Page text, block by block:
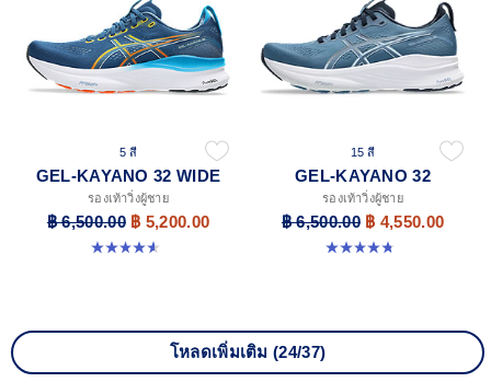
5 สี
GEL-KAYANO 32 WIDE
รองเท้าวิ่งผู้ชาย
฿ 6,500.00 ฿ 5,200.00
4.6 จาก 5 ดาว 64 รีวิว
15 สี
GEL-KAYANO 32
รองเท้าวิ่งผู้ชาย
฿ 6,500.00 ฿ 4,550.00
4.8 จาก 5 ดาว 530 รีวิว
โหลดเพิ่มเติม (24/37)